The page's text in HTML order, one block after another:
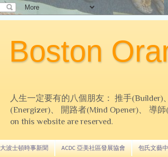
Boston
人生一定要有的八個朋友： 推手(Builder)
(Energizer)、 開路者(Mind Opener)、 導
on this website are reserved.
大波士頓時事新聞 ACDC 亞美社區發展協會 包氏文藝